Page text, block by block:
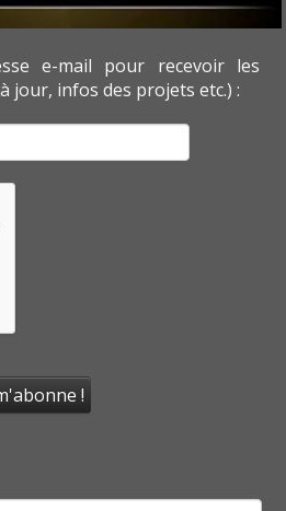
e-mail pour recevoir les
jour, infos des projets etc.) :